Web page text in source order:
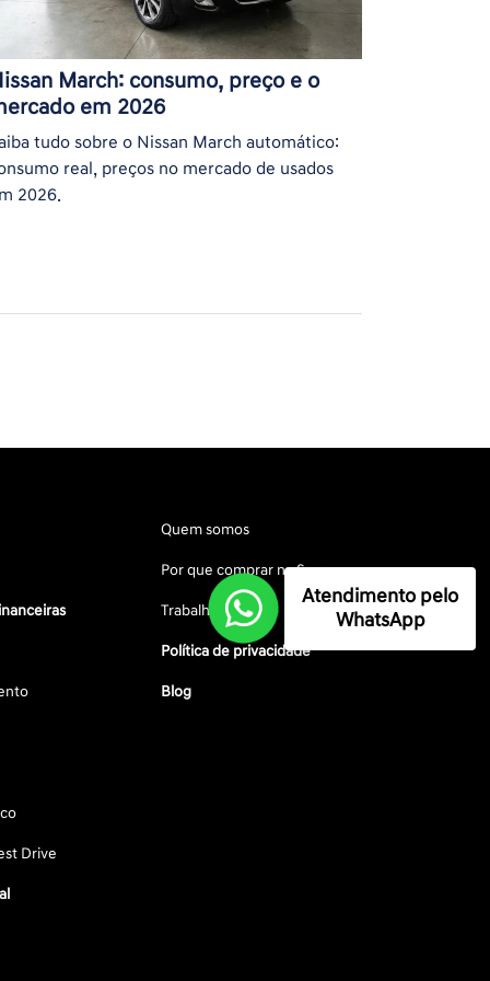
March: consumo, preço e o
em 2026
tudo sobre o Nissan March automático:
real, preços no mercado de usados
2026.
Drive
Quem somos
Por que comprar na Saga
Trabalhe conosco
Política de privacidade
Blog
Atendimento pelo
WhatsApp